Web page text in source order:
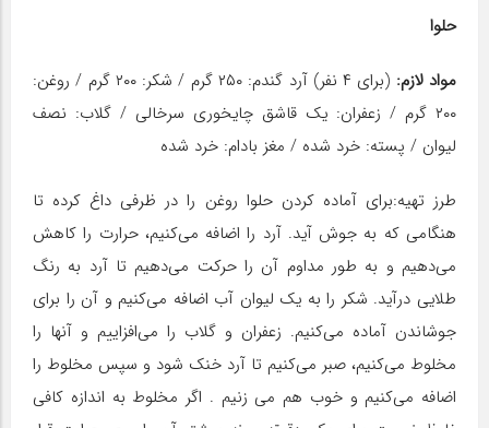
حلوا
مواد لازم:
(برای ۴ نفر) آرد گندم: ۲۵۰ گرم / شکر: ۲۰۰ گرم / روغن:
۲۰۰ گرم / زعفران: یک قاشق چایخوری سرخالی / گلاب: نصف
لیوان / پسته: خرد شده / مغز بادام: خرد شده
طرز تهیه:برای آماده کردن حلوا روغن را در ظرفی داغ کرده تا
هنگامی که به جوش آید. آرد را اضافه می‌کنیم، حرارت را کاهش
می‌دهیم و به طور مداوم آن را حرکت می‌دهیم تا آرد به رنگ
طلایی درآید. شکر را به یک لیوان آب اضافه می‌کنیم و آن را برای
جوشاندن آماده می‌کنیم. زعفران و گلاب را می‌افزاییم و آنها را
مخلوط می‌کنیم، صبر می‌کنیم تا آرد خنک شود و سپس مخلوط را
اضافه می‌کنیم و خوب هم می زنیم . اگر مخلوط به اندازه کافی